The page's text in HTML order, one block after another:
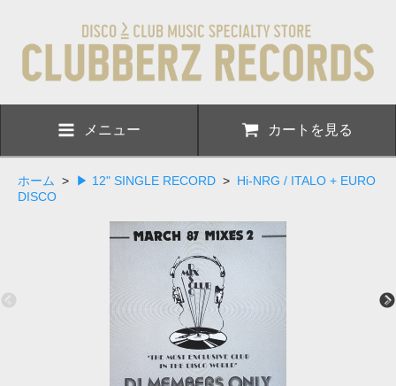
メニュー カートを見る
ホーム > ▶ 12" SINGLE RECORD > Hi-NRG / ITALO + EURO
DISCO